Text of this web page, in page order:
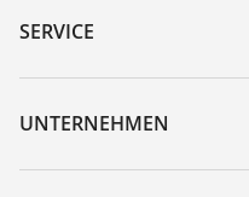
Gerätesuche (Seriennummer)
DTM Collection/PACTware
SERVICE
Geräterücksendung
Trainings
UNTERNEHMEN
Über VEGA